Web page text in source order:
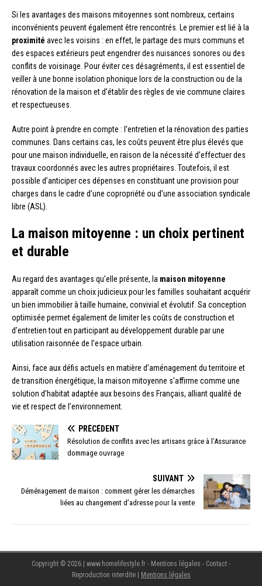
Si les avantages des maisons mitoyennes sont nombreux, certains
inconvénients peuvent également être rencontrés. Le premier est lié à la
proximité avec les voisins : en effet, le partage des murs communs et
des espaces extérieurs peut engendrer des nuisances sonores ou des
conflits de voisinage. Pour éviter ces désagréments, il est essentiel de
veiller à une bonne isolation phonique lors de la construction ou de la
rénovation de la maison et d’établir des règles de vie commune claires
et respectueuses.
Autre point à prendre en compte : l’entretien et la rénovation des parties
communes. Dans certains cas, les coûts peuvent être plus élevés que
pour une maison individuelle, en raison de la nécessité d’effectuer des
travaux coordonnés avec les autres propriétaires. Toutefois, il est
possible d’anticiper ces dépenses en constituant une provision pour
charges dans le cadre d’une copropriété ou d’une association syndicale
libre (ASL).
La maison mitoyenne : un choix pertinent
et durable
Au regard des avantages qu’elle présente, la maison mitoyenne
apparaît comme un choix judicieux pour les familles souhaitant acquérir
un bien immobilier à taille humaine, convivial et évolutif. Sa conception
optimisée permet également de limiter les coûts de construction et
d’entretien tout en participant au développement durable par une
utilisation raisonnée de l’espace urbain.
Ainsi, face aux défis actuels en matière d’aménagement du territoire et
de transition énergétique, la maison mitoyenne s’affirme comme une
solution d’habitat adaptée aux besoins des Français, alliant qualité de
vie et respect de l’environnement.
PRÉCÉDENT
Résolution de conflits avec les artisans grâce à l’Assurance
dommage ouvrage
SUIVANT
Déménagement de maison : comment gérer les démarches
liées au changement d’adresse pour la vente
Copyright © 2026 | www.homelifestyle.fr - Mentions légales - Contact -
Reproduction interdite
Mentions légales